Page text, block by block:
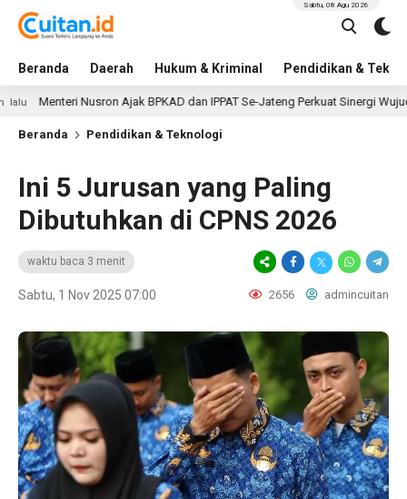
Beranda Daerah Hukum & Kriminal Pendidikan &
Sabtu, 08 Agu 2026
Nusron Ajak BPKAD dan IPPAT Se-Jateng Perkuat Sinergi Wujudkan
Beranda Pendidikan & Teknologi
Ini 5 Jurusan yang Paling
Dibutuhkan di CPNS 2026
waktu baca 3 menit
Sabtu, 1 Nov 2025 07:00 2656 admincuitan